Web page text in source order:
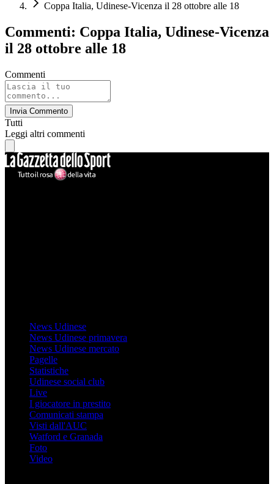
Coppa Italia, Udinese-Vicenza il 28 ottobre alle 18
Commenti: Coppa Italia, Udinese-Vicenza
il 28 ottobre alle 18
Commenti
Invia Commento
Tutti
Leggi altri commenti
News Udinese
News Udinese primavera
News Udinese mercato
Pagelle
Statistiche
Udinese social club
Live
I giocatore in prestito
Comunicati stampa
Visti dall'AUC
Watford e Granada
Foto
Video